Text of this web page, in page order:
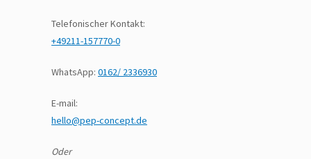
Telefonischer Kontakt:
+49211-157770-0
WhatsApp: 0162/ 2336930
E-mail:
hello@pep-concept.de
Oder